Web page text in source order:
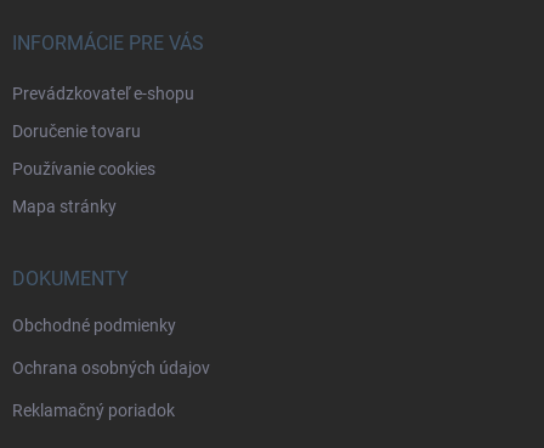
INFORMÁCIE PRE VÁS
Prevádzkovateľ e-shopu
Doručenie tovaru
Používanie cookies
Mapa stránky
DOKUMENTY
Obchodné podmienky
Ochrana osobných údajov
Reklamačný poriadok